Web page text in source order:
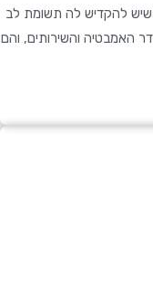
לה תשומת לב
והשירותים, והם